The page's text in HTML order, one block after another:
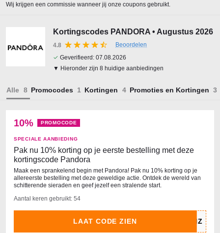
Wij krijgen een commissie wanneer jij onze coupons gebruikt.
Kortingscodes PANDORA • Augustus 2026
4.8
Beoordelen
✓ Geverifieerd: 07.08.2026
▼ Hieronder zijn 8 huidige aanbiedingen
Alle Promocodes Kortingen Promoties en Kortingen
10% PROMOCODE
SPECIALE AANBIEDING
Pak nu 10% korting op je eerste bestelling met deze
kortingscode Pandora
Maak een sprankelend begin met Pandora! Pak nu 10% korting op je
allereerste bestelling met deze geweldige actie. Ontdek de wereld van
schitterende sieraden en geef jezelf een stralende start.
Aantal keren gebruikt: 54
LAAT CODE ZIEN